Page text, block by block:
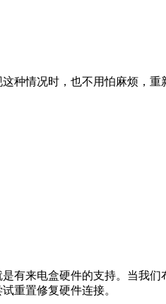
种情况时，也不用怕麻烦，重
有来电盒硬件的支持。当我们
重置修复硬件连接。